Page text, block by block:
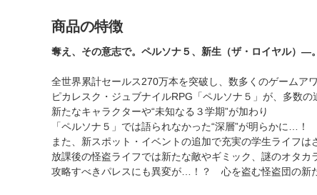
商品の特徴
奪え、その意志で。ペルソナ５、新生（ザ・ロイヤル）―。
全世界累計セールス270万本を突破し、数多くのゲームア
ピカレスク・ジュブナイルRPG「ペルソナ５」が、多数の
新たなキャラクターや“未知なる３学期”が加わり
「ペルソナ５」では語られなかった“深層”が明らかに…！
また、新スポット・イベントの追加で充実の学生ライフは
放課後の怪盗ライフでは新たな敵やギミック、謎のオタカ
攻略すべきパレスにも異変が…！？ 心を盗む怪盗団の新